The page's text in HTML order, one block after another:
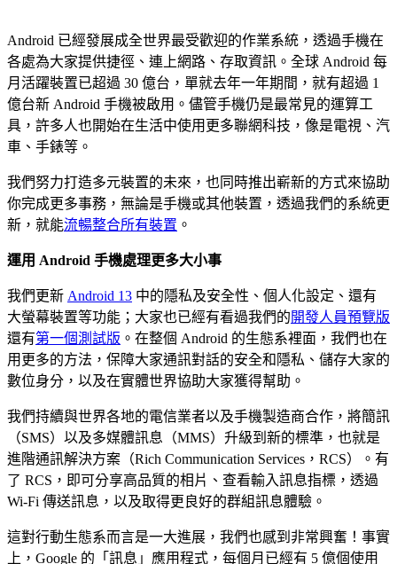
Android 已經發展成全世界最受歡迎的作業系統，透過手機在
各處為大家提供捷徑、連上網路、存取資訊。全球 Android 每
月活躍裝置已超過 30 億台，單就去年一年期間，就有超過 1
億台新 Android 手機被啟用。儘管手機仍是最常見的運算工
具，許多人也開始在生活中使用更多聯網科技，像是電視、汽
車、手錶等。
我們努力打造多元裝置的未來，也同時推出嶄新的方式來協助
你完成更多事務，無論是手機或其他裝置，透過我們的系統更
新，就能流暢整合所有裝置 。
運用 Android 手機處理更多大小事
我們更新 Android 13 中的隱私及安全性、個人化設定、還有
大螢幕裝置等功能；大家也已經有看過我們的開發人員預覽版
還有第一個測試版 。在整個 Android 的生態系裡面，我們也在
用更多的方法，保障大家通訊對話的安全和隱私、儲存大家的
數位身分，以及在實體世界協助大家獲得幫助。
我們持續與世界各地的電信業者以及手機製造商合作，將簡訊
（SMS）以及多媒體訊息（MMS）升級到新的標準，也就是
進階通訊解決方案（Rich Communication Services，RCS）。有
了 RCS，即可分享高品質的相片、查看輸入訊息指標，透過
Wi-Fi 傳送訊息，以及取得更良好的群組訊息體驗。
這對行動生態系而言是一大進展，我們也感到非常興奮！事實
上，Google 的「訊息」應用程式，每個月已經有 5 億個使用